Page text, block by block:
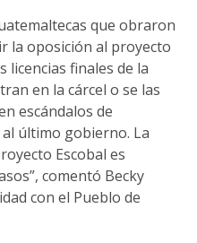
que obraron
la oposición al proyecto
licencias finales de la
en la cárcel o se las
escándalos de
último gobierno. La
Escobal es
comentó Becky
con el Pueblo de